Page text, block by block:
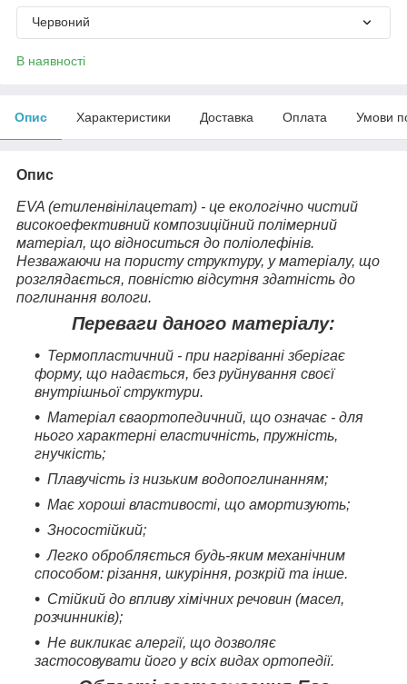
Червоний
В наявності
Опис Характеристики Доставка Оплата Умови
Опис
EVA (етиленвінілацетат) - це екологічно чистий
високоефективний композиційний полімерний
матеріал, що відноситься до поліолефінів.
Незважаючи на пористу структуру, у матеріалу, що
розглядається, повністю відсутня здатність до
поглинання вологи.
Переваги даного матеріалу:
Термопластичний - при нагріванні зберігає
форму, що надається, без руйнування своєї
внутрішньої структури.
Матеріал єваортопедичний, що означає - для
нього характерні еластичність, пружність,
гнучкість;
Плавучість із низьким водопоглинанням;
Має хороші властивості, що амортизують;
Зносостійкий;
Легко обробляється будь-яким механічним
способом: різання, шкуріння, розкрій та інше.
Стійкий до впливу хімічних речовин (масел,
розчинників);
Не викликає алергії, що дозволяє
застосовувати його у всіх видах ортопедії.